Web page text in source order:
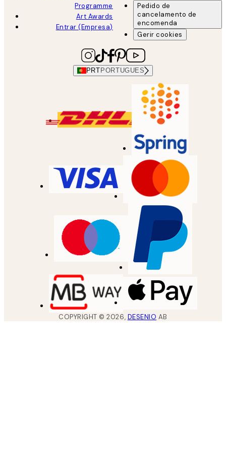
Programme
Art Awards
Entrar (Empresa)
Pedido de
cancelamento de
encomenda
Gerir cookies
PRT PORTUGUES
COPYRIGHT ©2026, DESENIO AB